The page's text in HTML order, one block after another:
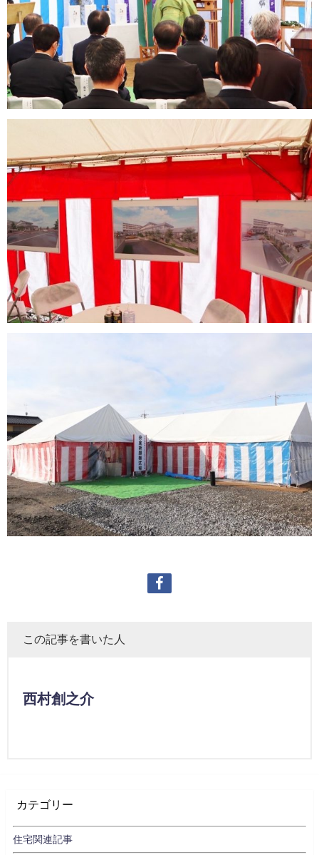
この記事を書いた人
西村創之介
カテゴリー
住宅関連記事